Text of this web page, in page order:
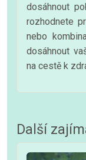
dosáhnout
rozhodnete
nebo
dosáhnout
na cestě k
Další